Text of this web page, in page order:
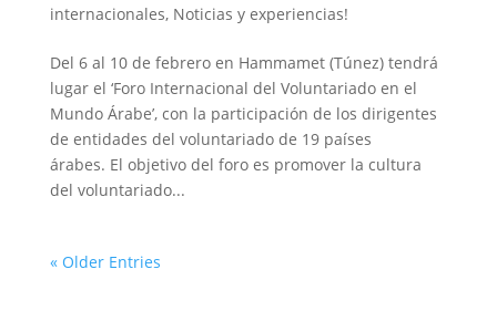
internacionales, Noticias y experiencias!
Del 6 al 10 de febrero en Hammamet (Túnez) tendrá
lugar el ‘Foro Internacional del Voluntariado en el
Mundo Árabe’, con la participación de los dirigentes
de entidades del voluntariado de 19 países
árabes. El objetivo del foro es promover la cultura
del voluntariado...
« Older Entries